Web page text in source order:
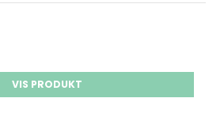
VIS PRODUKT